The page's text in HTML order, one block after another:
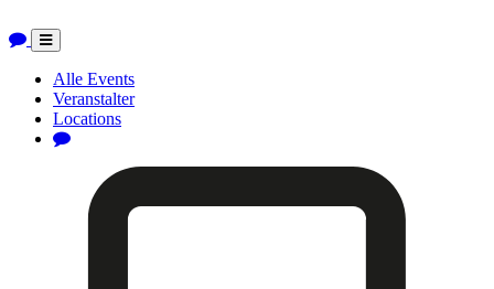
Toggle
navigation
Alle Events
Veranstalter
Locations